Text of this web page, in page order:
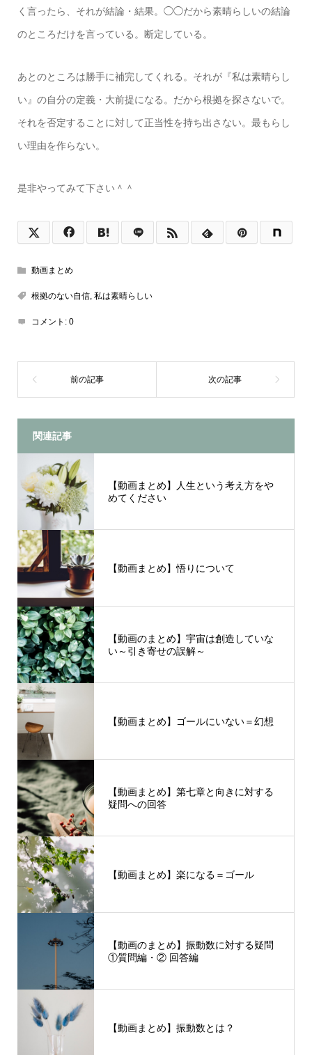
く言ったら、それが結論・結果。◯◯だから素晴らしいの結論
のところだけを言っている。断定している。
あとのところは勝手に補完してくれる。それが『私は素晴らし
い』の自分の定義・大前提になる。だから根拠を探さないで。
それを否定することに対して正当性を持ち出さない。最もらし
い理由を作らない。
是非やってみて下さい＾＾
動画まとめ
根拠のない自信, 私は素晴らしい
コメント: 0
関連記事
【動画まとめ】人生という考え方をや
めてください
【動画まとめ】悟りについて
【動画のまとめ】宇宙は創造していな
い～引き寄せの誤解～
【動画まとめ】ゴールにいない＝幻想
【動画まとめ】第七章と向きに対する
疑問への回答
【動画まとめ】楽になる＝ゴール
【動画のまとめ】振動数に対する疑問
①質問編・② 回答編
【動画まとめ】振動数とは？